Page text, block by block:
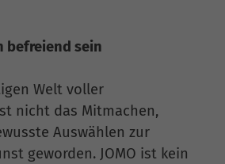
befreiend sein
Welt voller
nicht das Mitmachen,
Auswählen zur
geworden. JOMO ist kein